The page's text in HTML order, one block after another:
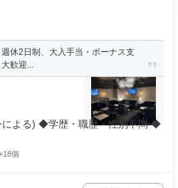
休2日制、大入手当・ボーナス支
歓迎...
による) ◆学歴・職歴・性別不問 ◆
個